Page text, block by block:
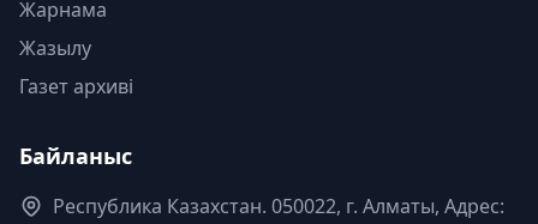
Жарнама
Жазылу
Газет архиві
Байланыс
Республика Казахстан. 050022, г. Алматы, Адрес: